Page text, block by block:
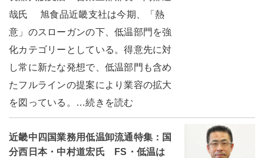
哉氏 旭食品近畿支社は今期、「熱
意」のスローガンの下、低温部門を強
化カテゴリーとしている。得意先に対
し常に新たな発想で、低温部門も含め
たフルラインの提案により業容の拡大
を図っている。…続きを読む
近畿中四国業務用低温卸流通特集：国
分西日本・中村道宏氏 FS・低温は